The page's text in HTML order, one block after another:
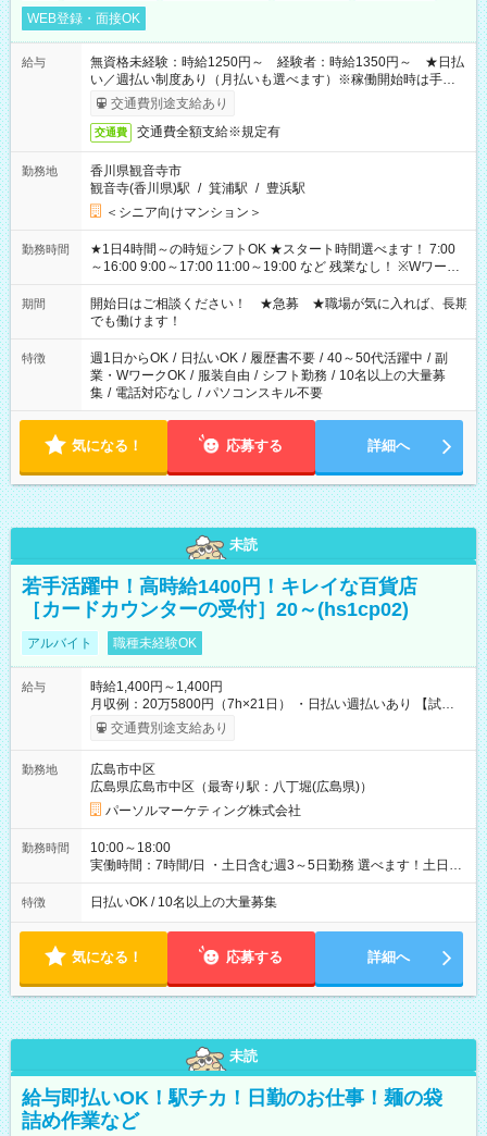
WEB登録・面接OK
給与
無資格未経験：時給1250円～ 経験者：時給1350円～ ★日払
い／週払い制度あり（月払いも選べます）※稼働開始時は手続き
完了次第のお支払いとなります。
交通費別途支給あり
交通費 交通費全額支給※規定有
勤務地
香川県観音寺市
観音寺(香川県)駅 / 箕浦駅 / 豊浜駅
＜シニア向けマンション＞
勤務時間
★1日4時間～の時短シフトOK ★スタート時間選べます！ 7:00
～16:00 9:00～17:00 11:00～19:00 など 残業なし！ ※Wワーク
の場合、他のお仕事と合わせ週40時間超の就業はご案内できま
せん ※法令に基づき、週20時間以上勤務は社会保険への加入対
象となります ※労働者派遣法（日雇い派遣の原則禁止）によ
り、短時間・短期間の就業はご案内が難しい場合があります
期間
開始日はご相談ください！ ★急募 ★職場が気に入れば、長期
でも働けます！
特徴 週1日からOK / 日払いOK / 履歴書不要 / 40～50代活躍中 / 副
業・WワークOK / 服装自由 / シフト勤務 / 10名以上の大量募
集 / 電話対応なし / パソコンスキル不要
気になる！ 応募する 詳細へ
未読
若手活躍中！高時給1400円！キレイな百貨店
［カードカウンターの受付］20～(hs1cp02)
アルバイト 職種未経験OK
給与
時給1,400円～1,400円
月収例：20万5800円（7h×21日） ・日払い週払いあり 【試用
期間】試用期間なし
交通費別途支給あり
勤務地
広島市中区
広島県広島市中区（最寄り駅：八丁堀(広島県)）
パーソルマーケティング株式会社
勤務時間
10:00～18:00
実働時間：7時間/日 ・土日含む週3～5日勤務 選べます！土日も
休みやすい！ ・残業は有りません！
特徴 日払いOK / 10名以上の大量募集
気になる！ 応募する 詳細へ
未読
給与即払いOK！駅チカ！日勤のお仕事！麺の袋
詰め作業など